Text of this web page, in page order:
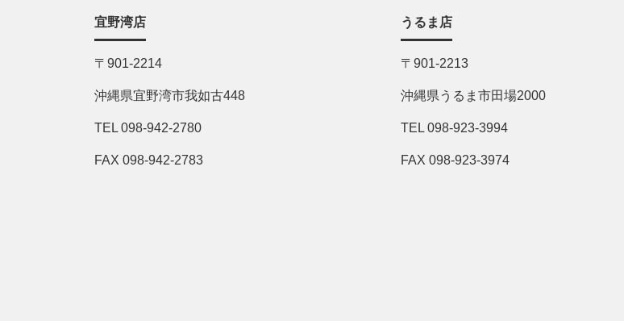
宜野湾店
〒901-2214
沖縄県宜野湾市我如古448
TEL 098-942-2780
FAX 098-942-2783
うるま店
〒901-2213
沖縄県うるま市田場2000
TEL 098-923-3994
FAX 098-923-3974